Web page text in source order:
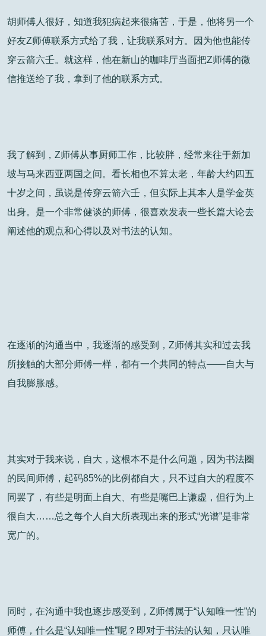
胡师傅人很好，知道我犯病起来很痛苦，于是，他将另一个
好友Z师傅联系方式给了我，让我联系对方。因为他也能传
穿云箭六壬。就这样，他在新山的咖啡厅当面把Z师傅的微
信推送给了我，拿到了他的联系方式。
我了解到，Z师傅从事厨师工作，比较胖，经常来往于新加
坡与马来西亚两国之间。看长相也不算太老，年龄大约四五
十岁之间，虽说是传穿云箭六壬，但实际上其本人是学金英
出身。是一个非常健谈的师傅，很喜欢发表一些长篇大论去
阐述他的观点和心得以及对书法的认知。
在逐渐的沟通当中，我逐渐的感受到，Z师傅其实和过去我
所接触的大部分师傅一样，都有一个共同的特点——自大与
自我膨胀感。
其实对于我来说，自大，这根本不是什么问题，因为书法圈
的民间师傅，起码85%的比例都自大，只不过自大的程度不
同罢了，有些是明面上自大、有些是嘴巴上谦虚，但行为上
很自大……总之每个人自大所表现出来的形式“光谱”是非常
宽广的。
同时，在沟通中我也逐步感受到，Z师傅属于“认知唯一性”的
师傅，什么是“认知唯一性”呢？即对于书法的认知，只认唯